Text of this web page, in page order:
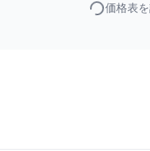
価格表